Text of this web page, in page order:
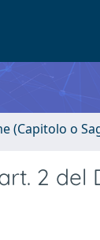
(Capitolo o
del